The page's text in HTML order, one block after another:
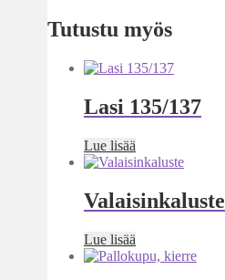
Tutustu myös
Lasi 135/137
Lue lisää
Valaisinkaluste
Lue lisää